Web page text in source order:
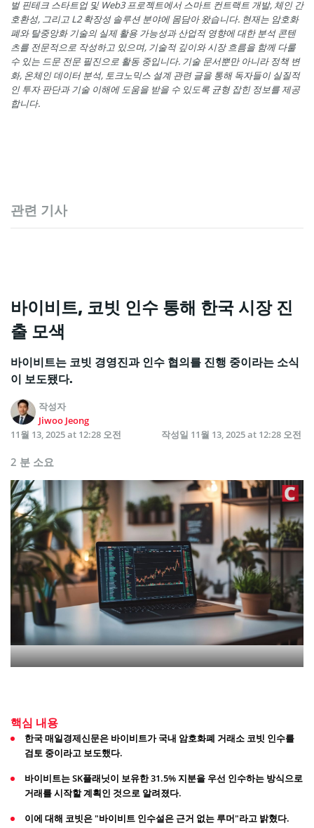
벌 핀테크 스타트업 및 Web3 프로젝트에서 스마트 컨트랙트 개발, 체인 간
호환성, 그리고 L2 확장성 솔루션 분야에 몸담아 왔습니다. 현재는 암호화
폐와 탈중앙화 기술의 실제 활용 가능성과 산업적 영향에 대한 분석 콘텐
츠를 전문적으로 작성하고 있으며, 기술적 깊이와 시장 흐름을 함께 다룰
수 있는 드문 전문 필진으로 활동 중입니다. 기술 문서뿐만 아니라 정책 변
화, 온체인 데이터 분석, 토크노믹스 설계 관련 글을 통해 독자들이 실질적
인 투자 판단과 기술 이해에 도움을 받을 수 있도록 균형 잡힌 정보를 제공
합니다.
관련 기사
바이비트, 코빗 인수 통해 한국 시장 진
출 모색
바이비트는 코빗 경영진과 인수 협의를 진행 중이라는 소식
이 보도됐다.
작성자
Jiwoo Jeong
11월 13, 2025 at 12:28 오전
작성일 11월 13, 2025 at 12:28 오전
2 분 소요
핵심 내용
한국 매일경제신문은 바이비트가 국내 암호화폐 거래소 코빗 인수를
검토 중이라고 보도했다.
바이비트는 SK플래닛이 보유한 31.5% 지분을 우선 인수하는 방식으로
거래를 시작할 계획인 것으로 알려졌다.
이에 대해 코빗은 "바이비트 인수설은 근거 없는 루머"라고 밝혔다.